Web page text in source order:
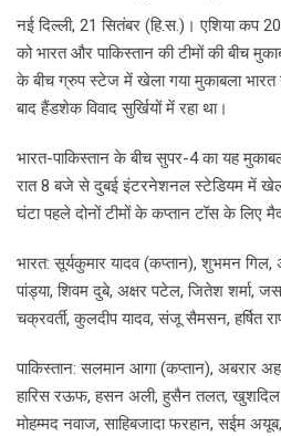
नई दिल्ली, 21 सितंबर (हि.स.)। एशिया कप
को भारत और पाकिस्तान की टीमों की बीच
के बीच ग्रुप स्टेज में खेला गया मुकाबला
बाद हैंडशेक विवाद सुर्खियों में रहा था।
भारत-पाकिस्तान के बीच सुपर-4 का यह
रात 8 बजे से दुबई इंटरनेशनल स्टेडियम में
घंटा पहले दोनों टीमों के कप्तान टॉस के लिए
भारत: सूर्यकुमार यादव (कप्तान), शुभमन गिल,
पांड्या, शिवम दुबे, अक्षर पटेल, जितेश शर्मा,
चक्रवर्ती, कुलदीप यादव, संजू सैमसन, हर्षित
पाकिस्तान: सलमान आगा (कप्तान), अबरार
हारिस रऊफ, हसन अली, हुसैन तलत, खुशदिल
मोहम्मद नवाज, साहिबजादा फरहान, सईम